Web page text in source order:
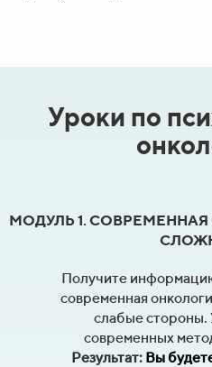
Уроки по
МОДУЛЬ 1.
Получите
современная
слабые стороны.
современных
Результат: Вы